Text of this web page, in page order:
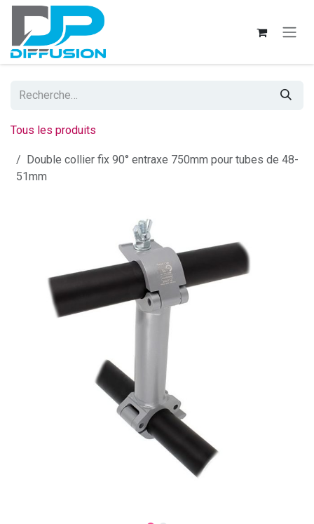
Se rendre au contenu
Tous les produits
Double collier fix 90° entraxe 750mm pour tubes de 48-
51mm